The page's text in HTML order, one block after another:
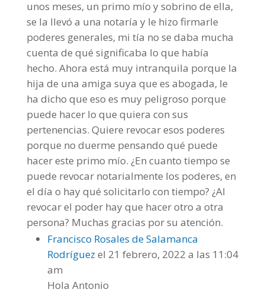
unos meses, un primo mío y sobrino de ella,
se la llevó a una notaría y le hizo firmarle
poderes generales, mi tía no se daba mucha
cuenta de qué significaba lo que había
hecho. Ahora está muy intranquila porque la
hija de una amiga suya que es abogada, le
ha dicho que eso es muy peligroso porque
puede hacer lo que quiera con sus
pertenencias. Quiere revocar esos poderes
porque no duerme pensando qué puede
hacer este primo mío. ¿En cuanto tiempo se
puede revocar notarialmente los poderes, en
el día o hay qué solicitarlo con tiempo? ¿Al
revocar el poder hay que hacer otro a otra
persona? Muchas gracias por su atención.
Francisco Rosales de Salamanca
Rodríguez el 21 febrero, 2022 a las 11:04
am
Hola Antonio